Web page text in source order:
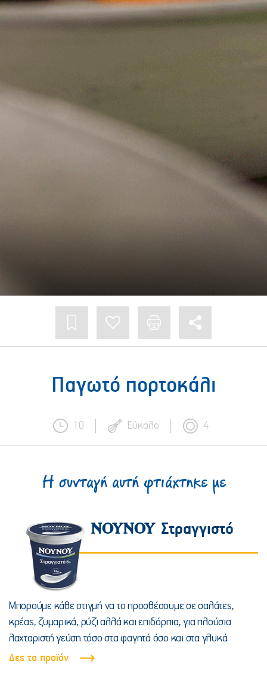
Παγωτό πορτοκάλι
10 Εύκολο 4
Η συνταγή αυτή φτιάχτηκε με
Στραγγιστό
Μπορούμε κάθε στιγμή να το προσθέσουμε σε σαλάτες,
κρέας, ζυμαρικά, ρύζι αλλά και επιδόρπια, για πλούσια
λαχταριστή γεύση τόσο στα φαγητά όσο και στα γλυκά.
Δες το προϊόν